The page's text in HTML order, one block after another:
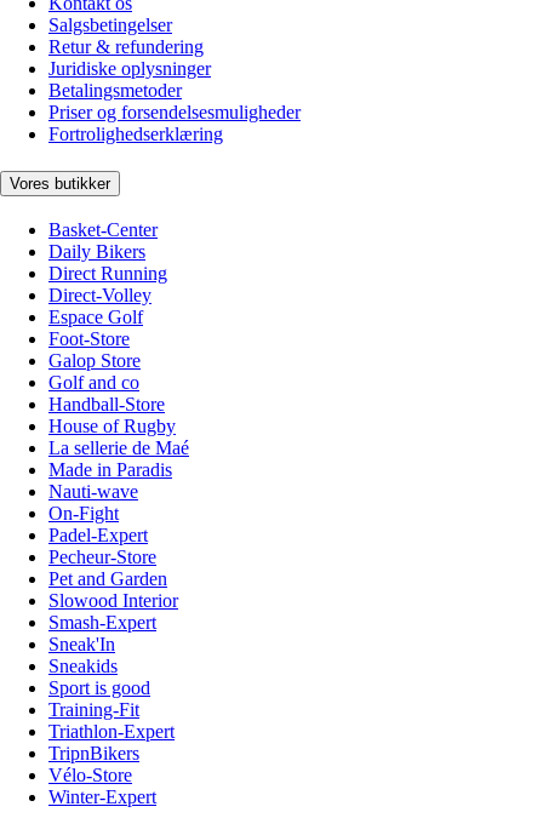
Salgsbetingelser
Retur & refundering
Juridiske oplysninger
Betalingsmetoder
Priser og forsendelsesmuligheder
Fortrolighedserklæring
Vores butikker
Basket-Center
Daily Bikers
Direct Running
Direct-Volley
Espace Golf
Foot-Store
Galop Store
Golf and co
Handball-Store
House of Rugby
La sellerie de Maé
Made in Paradis
Nauti-wave
On-Fight
Padel-Expert
Pecheur-Store
Pet and Garden
Slowood Interior
Smash-Expert
Sneak'In
Sneakids
Sport is good
Training-Fit
Triathlon-Expert
TripnBikers
Vélo-Store
Winter-Expert